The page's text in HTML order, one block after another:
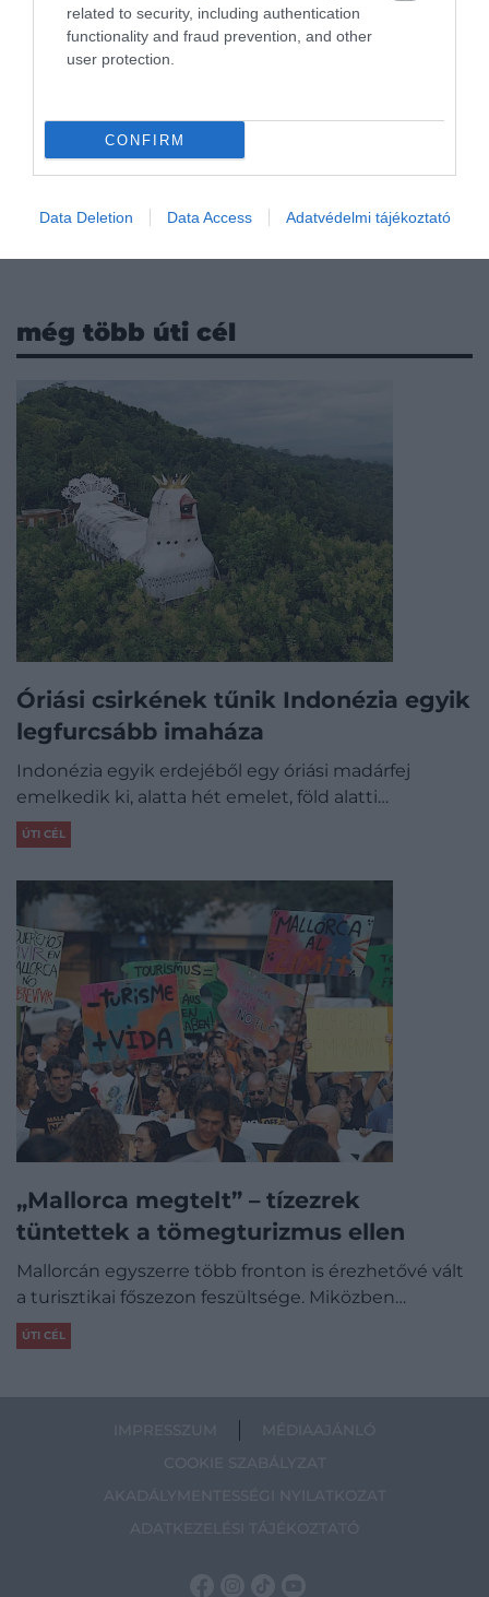
related to security, including authentication
functionality and fraud prevention, and other
user protection.
CONFIRM
Data Deletion Data Access Adatvédelmi tájékoztató
Fotó: Getty Images
még több úti cél
Óriási csirkének tűnik Indonézia egyik
legfurcsább imaháza
Indonézia egyik erdejéből egy óriási madárfej
emelkedik ki, alatta hét emelet, föld alatti…
ÚTI CÉL
„Mallorca megtelt” – tízezrek
tüntettek a tömegturizmus ellen
Mallorcán egyszerre több fronton is érezhetővé vált
a turisztikai főszezon feszültsége. Miközben…
ÚTI CÉL